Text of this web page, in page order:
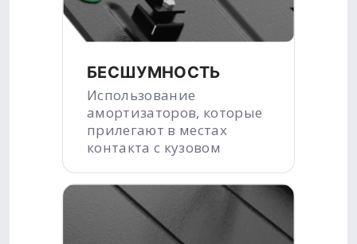
БЕСШУМНОСТЬ
Использование
амортизаторов, которые
прилегают в местах
контакта с кузовом